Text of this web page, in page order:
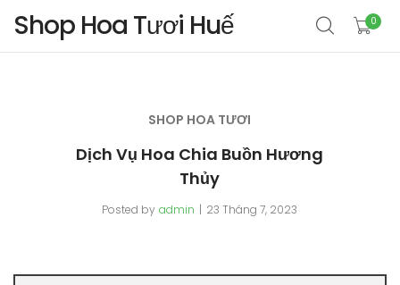
Shop Hoa Tươi Huế 0
SHOP HOA TƯƠI
Dịch Vụ Hoa Chia Buồn Hương
Thủy
Posted by admin 23 Tháng 7, 2023